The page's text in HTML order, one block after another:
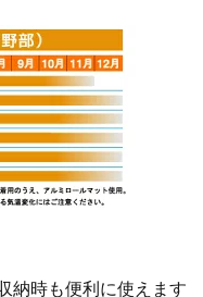
納時も便利に使えます